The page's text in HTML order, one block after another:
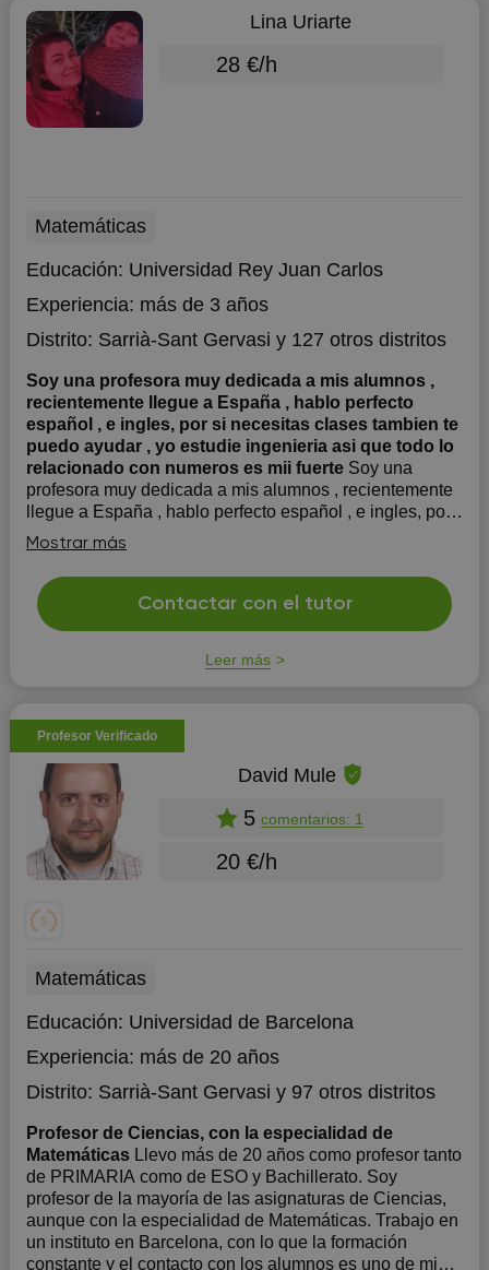
Lina Uriarte
28 €/h
Matemáticas
Educación: Universidad Rey Juan Carlos
Experiencia: más de 3 años
Distrito: Sarrià-Sant Gervasi y 127 otros distritos
Soy una profesora muy dedicada a mis alumnos ,
recientemente llegue a España , hablo perfecto
español , e ingles, por si necesitas clases tambien te
puedo ayudar , yo estudie ingenieria asi que todo lo
relacionado con numeros es mii fuerte Soy una
profesora muy dedicada a mis alumnos , recientemente
llegue a España , hablo perfecto español , e ingles, por
si necesitas clases tambien te puedo ayudar , yo estudie
ingenieria asi que todo lo relacionado con numeros es
mi fuerte
Mostrar más
Contactar con el tutor
Leer más
Profesor Verificado
David Mule
5 comentarios: 1
20 €/h
Matemáticas
Educación: Universidad de Barcelona
Experiencia: más de 20 años
Distrito: Sarrià-Sant Gervasi y 97 otros distritos
Profesor de Ciencias, con la especialidad de
Matemáticas Llevo más de 20 años como profesor tanto
de PRIMARIA como de ESO y Bachillerato. Soy
profesor de la mayoría de las asignaturas de Ciencias,
aunque con la especialidad de Matemáticas. Trabajo en
un instituto en Barcelona, con lo que la formación
constante y el contacto con los alumnos es uno de mis